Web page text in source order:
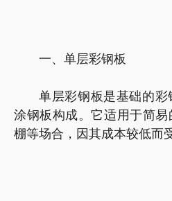
一、单层彩钢板
单层彩钢板是基础的
涂钢板构成。它适用于简
棚等场合，因其成本较低而